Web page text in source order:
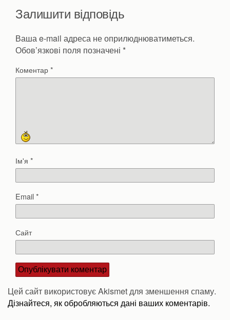
Залишити відповідь
Ваша e-mail адреса не оприлюднюватиметься.
Обов’язкові поля позначені *
Коментар*
Ім'я *
Email*
Сайт
Цей сайт використовує Akismet для зменшення спаму.
Дізнайтеся, як обробляються дані ваших коментарів.